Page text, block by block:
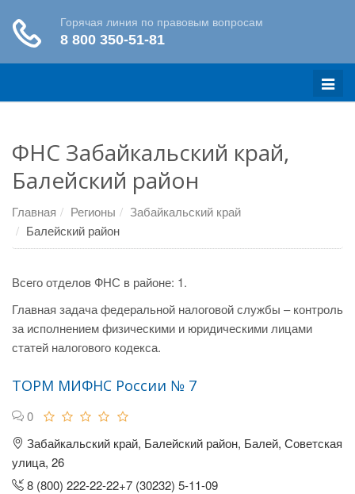
Меню
ФНС Забайкальский край,
Балейский район
Главная Регионы
Забайкальский край
Балейский район
Всего отделов ФНС в районе: 1.
Главная задача федеральной налоговой службы – контроль
за исполнением физическими и юридическими лицами
статей налогового кодекса.
ТОРМ МИФНС России № 7
0
Забайкальский край, Балейский район, Балей, Советская
улица, 26
8 (800) 222-22-22+7 (30232) 5-11-09